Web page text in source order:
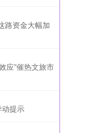
路资金大幅加
应”催热文旅市
提示